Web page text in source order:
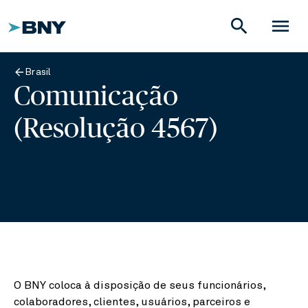
menu
search
Brasil
Comunicação
(Resolução 4567)
O BNY coloca à disposição de seus funcionários,
colaboradores, clientes, usuários, parceiros e